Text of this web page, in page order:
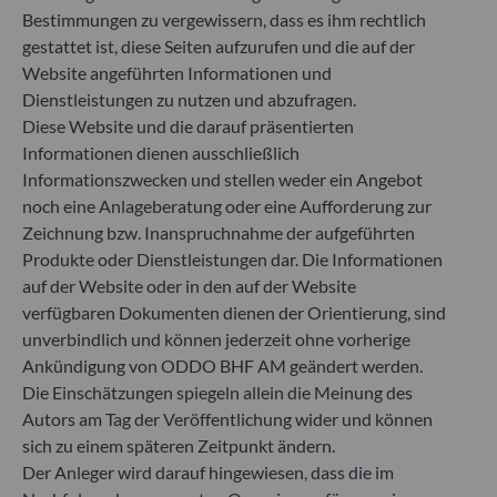
Regelwerk der EU, das darauf abzielt, das
Nachhaltigkeitsprofil von Fonds transparent,
besser vergleichbar und für Endinvestoren besser
verständlich zu machen.
Artikel 6: Das Fondsmanagementteam
berücksichtigt bei der Anlageentscheidung keine
Nachhaltigkeitsrisiken oder nachteiligen
Auswirkungen von Anlageentscheidungen auf
Nachhaltigkeitsfaktoren.
Artikel 8: Das Fondsmanagementteam adressiert
Nachhaltigkeitsrisiken, indem es ESG-Kriterien
(Umwelt und/oder Soziales und/oder Governance)
in den Anlageentscheidungsprozess einbezieht.
Artikel 9: Das Fondsmanagementteam verfolgt ein
striktes nachhaltiges Anlageziel, das wesentlich zu
den Herausforderungen des ökologischen
Übergangs beiträgt, und adressiert
Nachhaltigkeitsrisiken durch Ratings, die vom
externen ESG-Datenanbieter der
Verwaltungsgesellschaft bereitgestellt werden.
Bestimmungen zu vergewissern, dass es ihm rechtlich
gestattet ist, diese Seiten aufzurufen und die auf der
Website angeführten Informationen und
Dienstleistungen zu nutzen und abzufragen.
Diese Website und die darauf präsentierten
Informationen dienen ausschließlich
Informationszwecken und stellen weder ein Angebot
noch eine Anlageberatung oder eine Aufforderung zur
Zeichnung bzw. Inanspruchnahme der aufgeführten
Produkte oder Dienstleistungen dar. Die Informationen
auf der Website oder in den auf der Website
verfügbaren Dokumenten dienen der Orientierung, sind
unverbindlich und können jederzeit ohne vorherige
Ankündigung von ODDO BHF AM geändert werden.
Die Einschätzungen spiegeln allein die Meinung des
Autors am Tag der Veröffentlichung wider und können
sich zu einem späteren Zeitpunkt ändern.
Der Anleger wird darauf hingewiesen, dass die im